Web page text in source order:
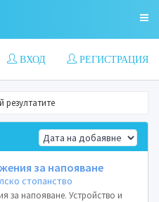
РЕГИСТРАЦИЯ
ВХОД
за напояване
стопанство
за напояване. Устройство и